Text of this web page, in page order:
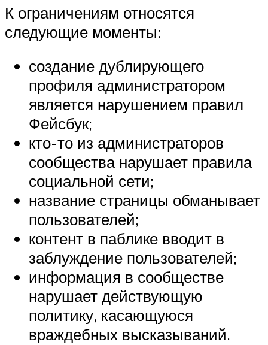
К ограничениям относятся
следующие моменты:
создание дублирующего
профиля администратором
является нарушением правил
Фейсбук;
кто-то из администраторов
сообщества нарушает правила
социальной сети;
название страницы обманывает
пользователей;
контент в паблике вводит в
заблуждение пользователей;
информация в сообществе
нарушает действующую
политику, касающуюся
враждебных высказываний.